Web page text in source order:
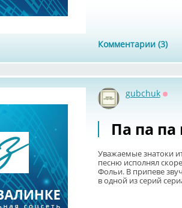
Комментарии (3)
gubchuk
Па па
Уважаемые знатоки
песню исполнял
Фольи. В припеве
в одной из серий